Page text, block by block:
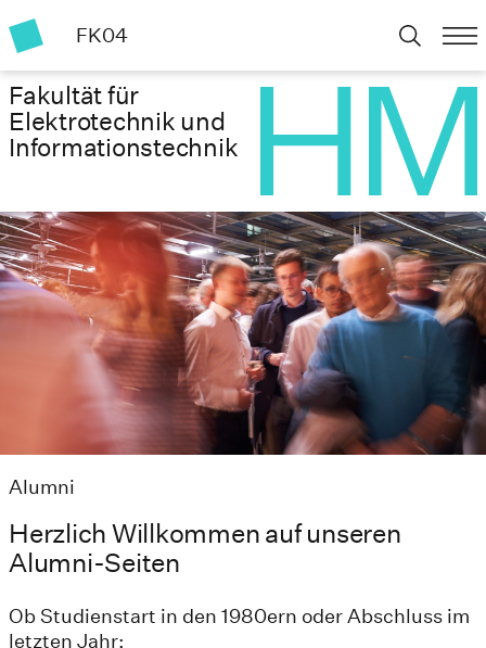
FK04
Fakultät für
Elektrotechnik und
Informationstechnik
Alumni
Herzlich Willkommen auf unseren
Alumni-Seiten
Ob Studienstart in den 1980ern oder Abschluss im
letzten Jahr: